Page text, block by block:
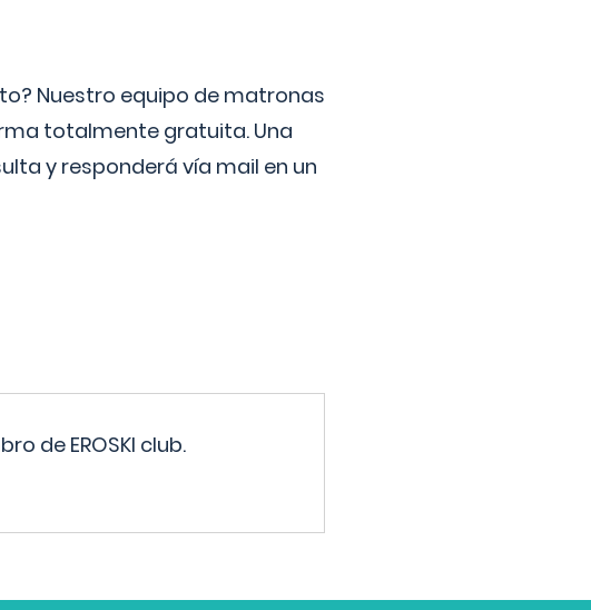
Nuestro equipo de matronas
totalmente gratuita. Una
y responderá vía mail en un
de EROSKI club.